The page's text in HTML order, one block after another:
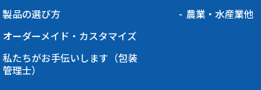
製品の選び方
オーダーメイド・カスタマイズ
私たちがお手伝いします（包装
管理士）
農業・水産業他